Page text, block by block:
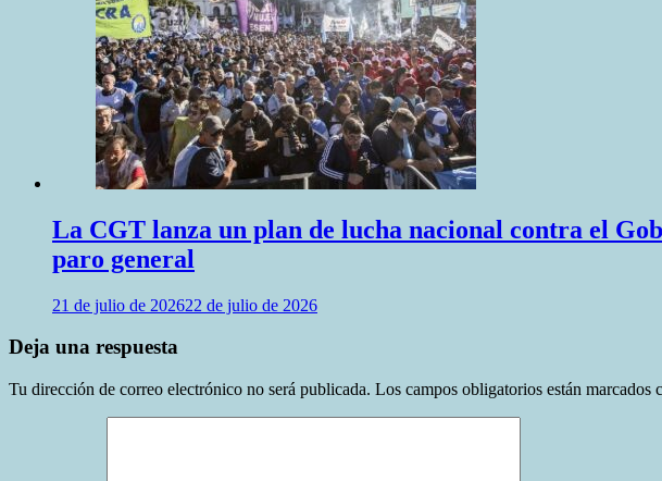
La CGT lanza un plan de lucha nacional contra el
paro general
21 de julio de 202622 de julio de 2026
Deja una respuesta
Tu dirección de correo electrónico no será publicada. Los campos obligatorios están marcados